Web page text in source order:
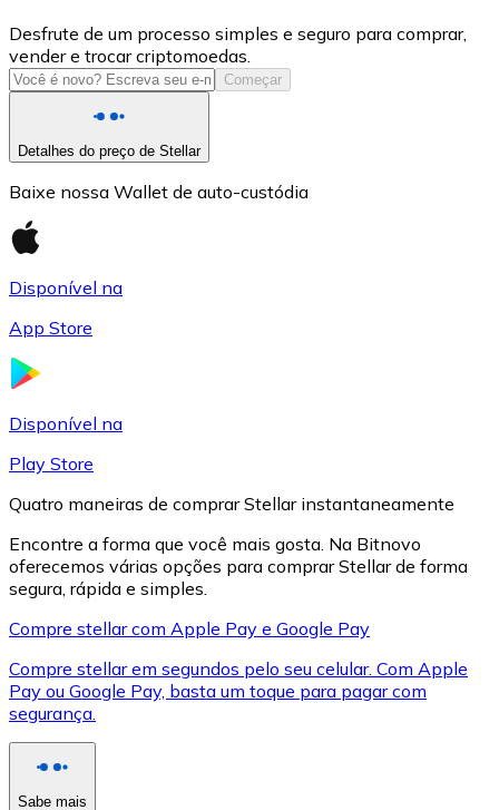
USDC
XRP
XRP
Ver tudo
Cupons cripto
Desfrute de um processo simples e seguro para comprar,
vender e trocar criptomoedas.
Começar
Detalhes do preço de Stellar
Baixe nossa Wallet de auto-custódia
Disponível na
App Store
Disponível na
Play Store
Quatro maneiras de comprar Stellar instantaneamente
Encontre a forma que você mais gosta. Na Bitnovo
oferecemos várias opções para comprar Stellar de forma
segura, rápida e simples.
Compre stellar com Apple Pay e Google Pay
Compre stellar em segundos pelo seu celular. Com Apple
Pay ou Google Pay, basta um toque para pagar com
segurança.
Sabe mais